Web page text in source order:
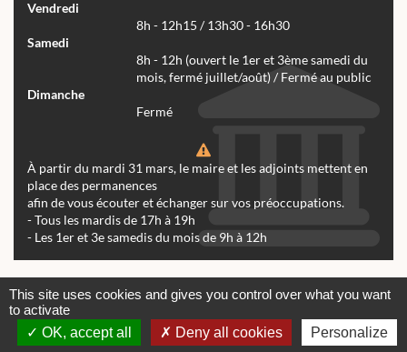
Vendredi
8h - 12h15 / 13h30 - 16h30
Samedi
8h - 12h (ouvert le 1er et 3ème samedi du
mois, fermé juillet/août) / Fermé au public
Dimanche
Fermé
À partir du mardi 31 mars, le maire et les adjoints mettent en
place des permanences
afin de vous écouter et échanger sur vos préoccupations.
- Tous les mardis de 17h à 19h
- Les 1er et 3e samedis du mois de 9h à 12h
© tous droits réservés Mairie de Réalmont 2024 -
This site uses cookies and gives you control over what you want
to activate
OK, accept all
Deny all cookies
Personalize